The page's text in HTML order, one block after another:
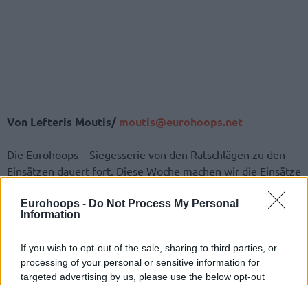
Eurohoops - Do Not Process My Personal
Information
If you wish to opt-out of the sale, sharing to third parties, or
processing of your personal or sensitive information for
targeted advertising by us, please use the below opt-out
Von Lefteris Moutis/ moutis@eurohoops.net
Die Eurohoops – Siegesserie von den Ratschlägen zu den
Einsätzen dauert fort. Diese Woche machen wir die Einsätze
auf den Angriff von ZSKA,FenerbahceundAnadolu Efes
viele Niederlagen in Top – 16 hatte. Die türkische
Mannschaft hat viele Probleme, und wahrscheinlich, kann